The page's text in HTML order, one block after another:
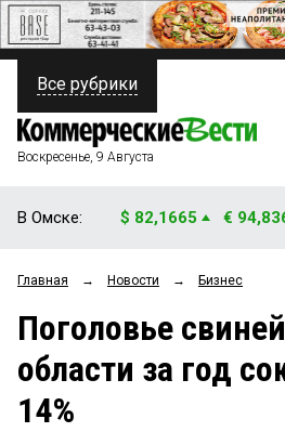
ПОЛИТИКА
ФИНАНСЫ
ОБЩЕСТВО
ЗАКОН
Все рубрики
Воскресенье, 9 Августа
В Омске: $ 82,1665 €
Главная → Новости → Бизнес
Поголовье
области за год
14%